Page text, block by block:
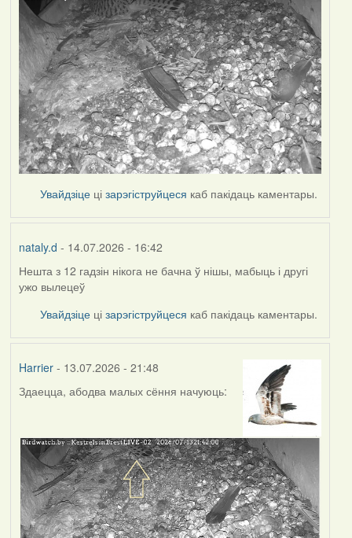
Увайдзіце цізарэгіструйцеся каб пакідаць каментары.
nataly.d - 14.07.2026 - 16:42
Нешта з 12 гадзін нікога не бачна ў нішы, мабыць і другі
ужо вылецеў
Увайдзіце цізарэгіструйцеся каб пакідаць каментары.
Harrier- 13.07.2026 - 21:48
Здаецца, абодва малых сёння начуюць: